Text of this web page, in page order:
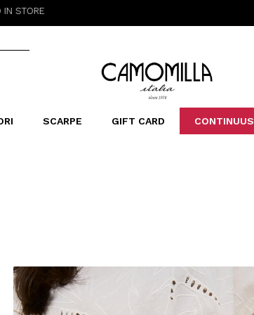
Camomilla Italia®
SCARPE GIFT CARD CONTINUUS